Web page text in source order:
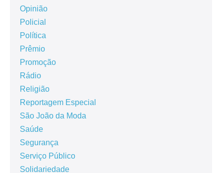
Opinião
Policial
Política
Prêmio
Promoção
Rádio
Religião
Reportagem Especial
São João da Moda
Saúde
Segurança
Serviço Público
Solidariedade